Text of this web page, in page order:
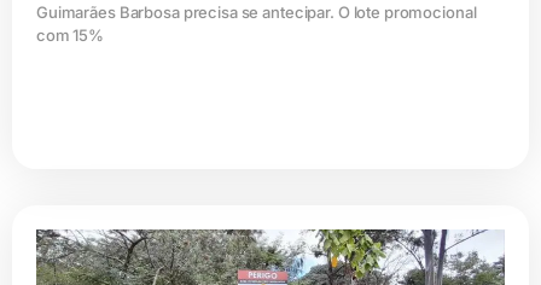
Guimarães Barbosa precisa se antecipar. O lote promocional
com 15%